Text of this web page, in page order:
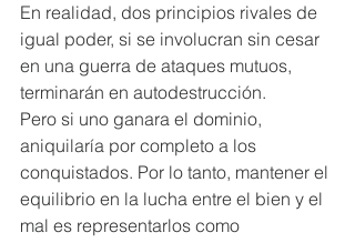
En realidad, dos principios rivales de
igual poder, si se involucran sin cesar
en una guerra de ataques mutuos,
terminarán en autodestrucción.
Pero si uno ganara el dominio,
aniquilaría por completo a los
conquistados. Por lo tanto, mantener el
equilibrio en la lucha entre el bien y el
mal es representarlos como